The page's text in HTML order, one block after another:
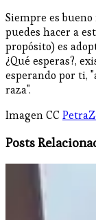
Siempre es
puedes hacer a
propósito) es
¿Qué esperas?,
esperando por ti,
raza".
Imagen CC
Posts